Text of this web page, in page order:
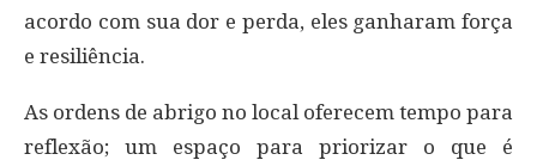
acordo com sua dor e perda, eles ganharam força
e resiliência.
As ordens de abrigo no local oferecem tempo para
reflexão; um espaço para priorizar o que é